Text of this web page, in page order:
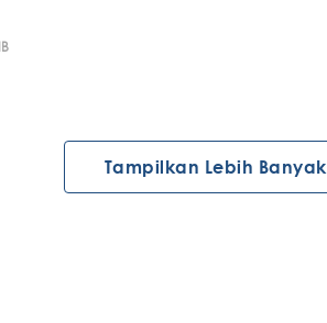
Tampilkan Lebih Banyak